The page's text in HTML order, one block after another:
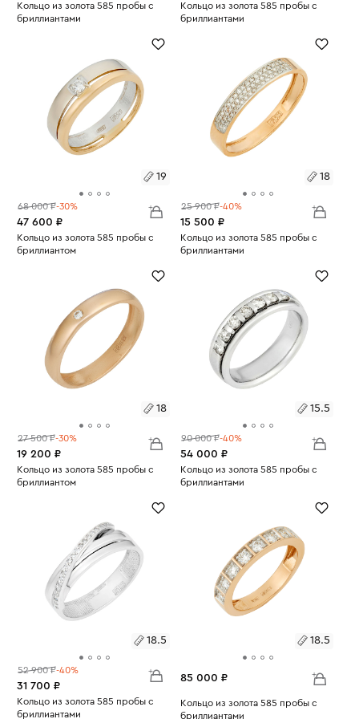
Размеры:
Кольцо из золота 585 пробы с
бриллиантами
Размеры:
Кольцо из золота 585 пробы с
бриллиантами
19
68 000 ₽-30%
47 600 ₽
Размеры:
Кольцо из золота 585 пробы с
бриллиантом
18
25 900 ₽-40%
15 500 ₽
Размеры:
Кольцо из золота 585 пробы с
бриллиантами
18
27 500 ₽-30%
19 200 ₽
Размеры:
Кольцо из золота 585 пробы с
бриллиантом
15.5
90 000 ₽-40%
54 000 ₽
Размеры:
Кольцо из золота 585 пробы с
бриллиантами
18.5
52 900 ₽-40%
31 700 ₽
Размеры:
Кольцо из золота 585 пробы с
бриллиантами
18.5
85 000 ₽
Размеры:
Кольцо из золота 585 пробы с
бриллиантами